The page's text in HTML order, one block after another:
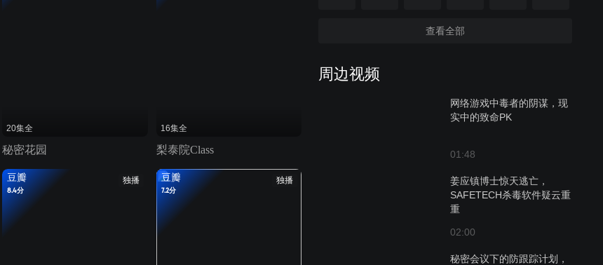
查看全部
周边视频
网络游戏中毒者的阴谋，现
实中的致命PK
01:48
姜应镇博士惊天逃亡，
SAFETECH杀毒软件疑云重
重
02:00
秘密会议下的防跟踪计划，
20集全
秘密花园
16集全
梨泰院Class
独播
豆瓣
8.4分
独播
豆瓣
7.2分